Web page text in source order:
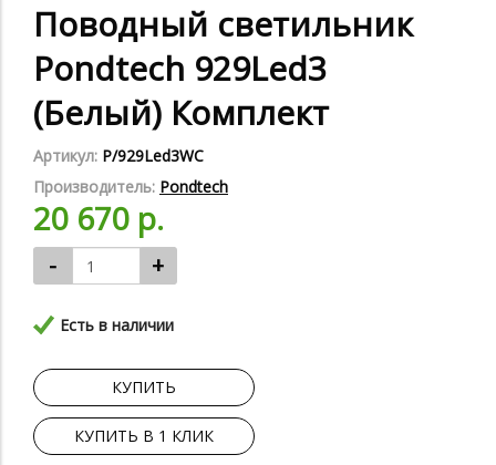
Поводный светильник
Pondtech 929Led3
(Белый) Комплект
Артикул: P/929Led3WC
Производитель: Pondtech
20 670 р.
- +
Есть в наличии
КУПИТЬ
КУПИТЬ В 1 КЛИК